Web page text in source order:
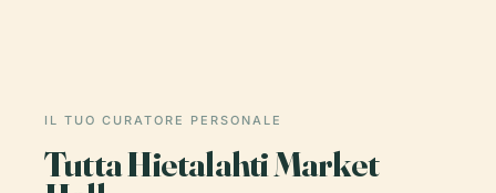
IL TUO CURATORE PERSONALE
Tutta Hietalahti Market